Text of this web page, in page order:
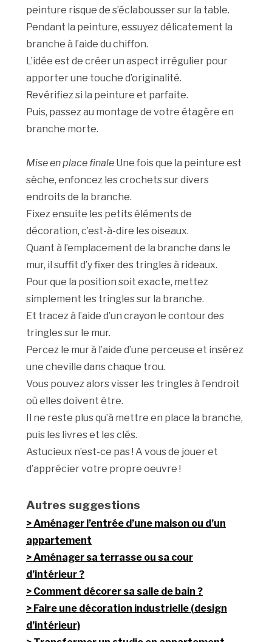
peinture risque de s’éclabousser sur la table.
Pendant la peinture, essuyez délicatement la
branche à l’aide du chiffon.
L’idée est de créer un aspect irrégulier pour
apporter une touche d’originalité.
Revérifiez si la peinture et parfaite.
Puis, passez au montage de votre étagère en
branche morte.
Mise en place finale Une fois que la peinture est
sèche, enfoncez les crochets sur divers
endroits de la branche.
Fixez ensuite les petits éléments de
décoration, c’est-à-dire les oiseaux.
Quant à l’emplacement de la branche dans le
mur, il suffit d’y fixer des tringles à rideaux.
Pour que la position soit exacte, mettez
simplement les tringles sur la branche.
Et tracez à l’aide d’un crayon le contour des
tringles sur le mur.
Percez le mur à l’aide d’une perceuse et insérez
une cheville dans chaque trou.
Vous pouvez alors visser les tringles à l’endroit
où elles doivent être.
Il ne reste plus qu’à mettre en place la branche,
puis les livres et les clés.
Astucieux n’est-ce pas ! A vous de jouer et
d’apprécier votre propre oeuvre !
Autres suggestions
Aménager l’entrée d’une maison ou d’un
appartement
Aménager sa terrasse ou sa cour
d’intérieur ?
Comment décorer sa salle de bain ?
Faire une décoration industrielle (design
d’intérieur)